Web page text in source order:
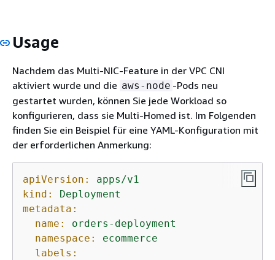
Usage
Nachdem das Multi-NIC-Feature in der VPC CNI
aktiviert wurde und die aws-node -Pods neu
gestartet wurden, können Sie jede Workload so
konfigurieren, dass sie Multi-Homed ist. Im Folgenden
finden Sie ein Beispiel für eine YAML-Konfiguration mit
der erforderlichen Anmerkung:
apiVersion:
apps/v1
kind:
Deployment
metadata:
name:
orders-deployment
namespace:
ecommerce
labels: